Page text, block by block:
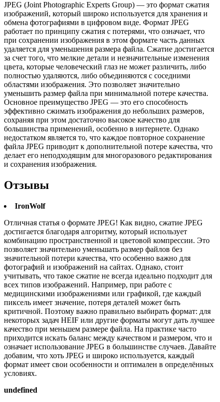
JPEG (Joint Photographic Experts Group) — это формат сжатия
изображений, который широко используется для хранения и
обмена фотографиями в цифровом виде. Формат JPEG
работает по принципу сжатия с потерями, что означает, что
при сохранении изображения в этом формате часть данных
удаляется для уменьшения размера файла. Сжатие достигается
за счет того, что мелкие детали и незначительные изменения
цвета, которые человеческий глаз не может различить, либо
полностью удаляются, либо объединяются с соседними
областями изображения. Это позволяет значительно
уменьшить размер файла при минимальной потере качества.
Основное преимущество JPEG — это его способность
эффективно сжимать изображения до небольших размеров,
сохраняя при этом достаточно высокое качество для
большинства применений, особенно в интернете. Однако
недостатком является то, что каждое повторное сохранение
файла JPEG приводит к дополнительной потере качества, что
делает его неподходящим для многоразового редактирования
и сохранения изображения.
Отзывы
IronWolf
Отличная статья о формате JPEG! Как видно, сжатие JPEG
достигается благодаря алгоритму, который использует
комбинацию пространственной и цветовой компрессии. Это
позволяет значительно уменьшать размер файлов без
значительной потери качества, что особенно важно для
фотографий и изображений на сайтах. Однако, стоит
учитывать, что такое сжатие не всегда идеально подходит для
всех типов изображений. Например, при работе с
медицинскими изображениями или графикой, где каждый
пиксель имеет значение, потеря деталей может быть
критичной. Поэтому важно правильно выбирать формат: для
некоторых задач HEIF или другие форматы могут дать лучшее
качество при меньшем размере файла. На практике часто
приходится искать баланс между качеством и размером, что и
означает использование JPEG в большинстве случаев. Давайте
добавим, что хоть JPEG и широко используется, каждый
формат имеет свои особенности и оптимален в определённых
условиях.
undefined